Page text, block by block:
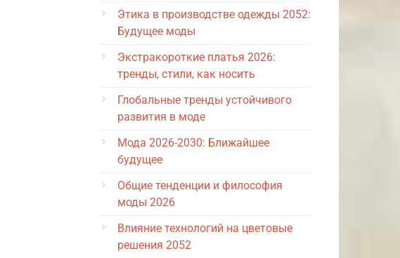
Этика в производстве одежды 2052:
Будущее моды
Экстракороткие платья 2026:
тренды, стили, как носить
Глобальные тренды устойчивого
развития в моде
Мода 2026-2030: Ближайшее
будущее
Общие тенденции и философия
моды 2026
Влияние технологий на цветовые
решения 2052